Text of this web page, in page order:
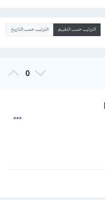
الترتيب حسب التقييم الترتيب حسب التاريخ
0